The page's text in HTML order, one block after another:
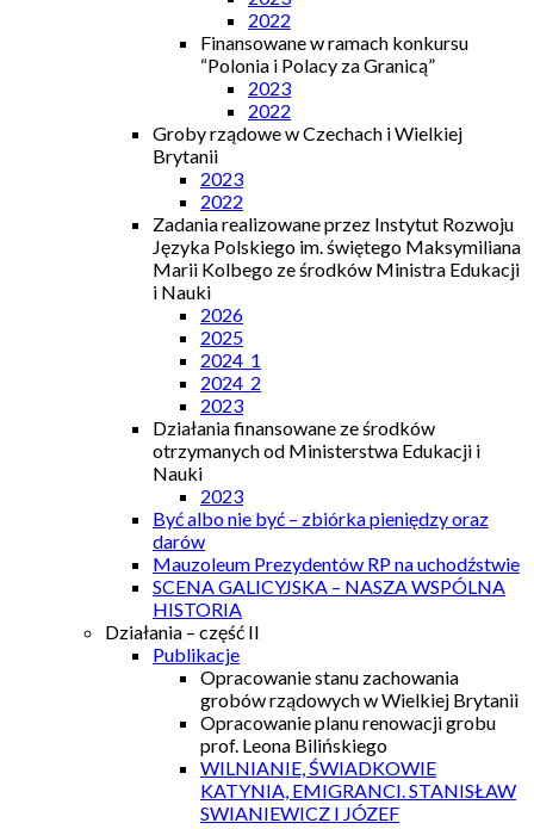
2022
Finansowane w ramach konkursu
“Polonia i Polacy za Granicą”
2023
2022
Groby rządowe w Czechach i Wielkiej
Brytanii
2023
2022
Zadania realizowane przez Instytut Rozwoju
Języka Polskiego im. świętego Maksymiliana
Marii Kolbego ze środków Ministra Edukacji
i Nauki
2026
2025
2024_1
2024_2
2023
Działania finansowane ze środków
otrzymanych od Ministerstwa Edukacji i
Nauki
2023
Być albo nie być – zbiórka pieniędzy oraz
darów
Mauzoleum Prezydentów RP na uchodźstwie
SCENA GALICYJSKA – NASZA WSPÓLNA
HISTORIA
Działania – część II
Publikacje
Opracowanie stanu zachowania
grobów rządowych w Wielkiej Brytanii
Opracowanie planu renowacji grobu
prof. Leona Bilińskiego
WILNIANIE, ŚWIADKOWIE
KATYNIA, EMIGRANCI. STANISŁAW
SWIANIEWICZ I JÓZEF